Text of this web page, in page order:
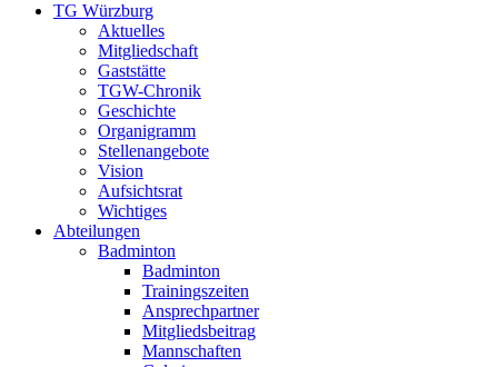
TG Würzburg
Aktuelles
Mitgliedschaft
Gaststätte
TGW-Chronik
Geschichte
Organigramm
Stellenangebote
Vision
Aufsichtsrat
Wichtiges
Abteilungen
Badminton
Badminton
Trainingszeiten
Ansprechpartner
Mitgliedsbeitrag
Mannschaften